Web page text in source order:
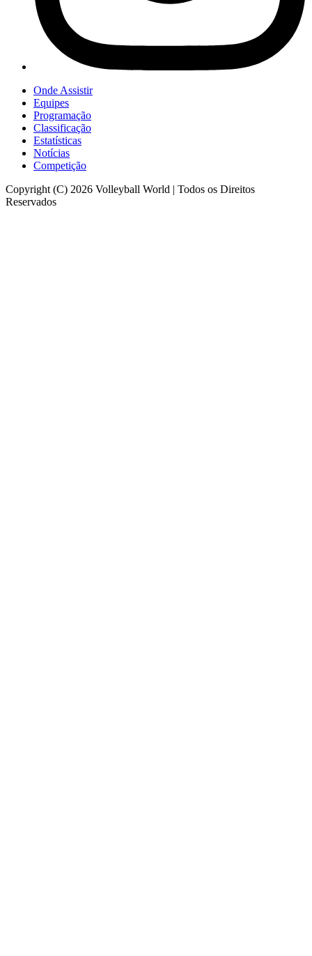
Onde Assistir
Equipes
Programação
Classificação
Estatísticas
Notícias
Competição
Copyright (C) 2026 Volleyball World | Todos os Direitos
Reservados